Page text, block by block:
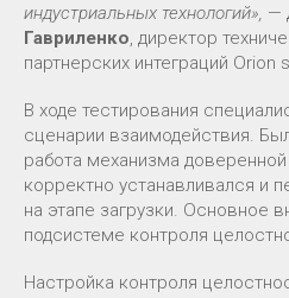
индустриальных технологий», —
Гавриленко , директор
партнерских интеграций Orion
В ходе тестирования
сценарии взаимодействия.
работа механизма доверенной
корректно устанавливался и
на этапе загрузки. Основное
подсистеме контроля
Настройка контроля